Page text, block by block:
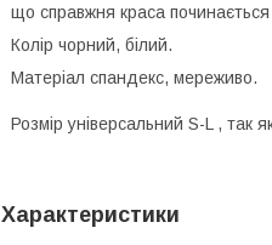
що справжня краса починається
Колір чорний, білий.
Матеріал спандекс, мереживо.
Розмір універсальний S-L ,
Характеристики